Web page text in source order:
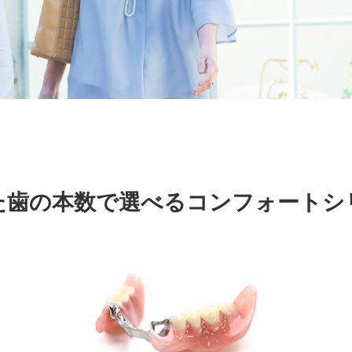
歯の本数で選べる コンフォートシ